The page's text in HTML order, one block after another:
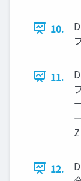
10.
11.
12.